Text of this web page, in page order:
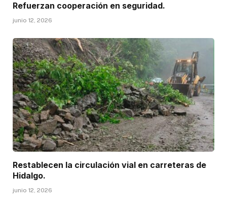
Refuerzan cooperación en seguridad.
junio 12, 2026
Restablecen la circulación vial en carreteras de
Hidalgo.
junio 12, 2026